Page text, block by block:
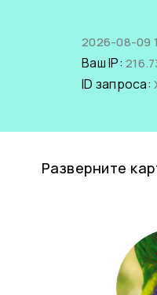
2026-08-09
Ваш IP:
ID запроса:
Разверните